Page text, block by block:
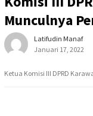
Munculnya
Latifudin Manaf
Januari 17, 2022
Ketua Komisi III DPRD